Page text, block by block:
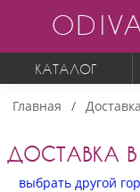
КАТАЛОГ
Главная Доставка
ДОСТАВКА
выбрать другой